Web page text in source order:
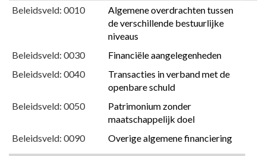
Documentatie
Samenstelling
beleidsdomeinen
Beleidsveld: 0010
Algemene overdrachten tussen
de verschillende bestuurlijke
niveaus
Beleidsveld: 0030
Financiële aangelegenheden
Beleidsveld: 0040
Transacties in verband met de
openbare schuld
Beleidsveld: 0050
Patrimonium zonder
maatschappelijk doel
Beleidsveld: 0090
Overige algemene financiering